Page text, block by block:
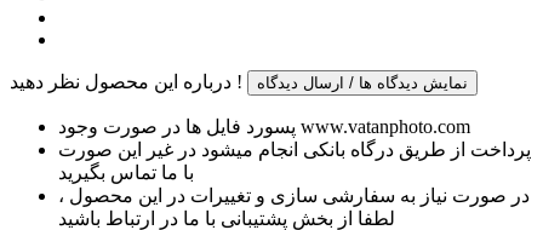
درباره این محصول نظر دهید ! نمایش دیدگاه ها / ارسال دیدگاه
پسورد فایل ها در صورت وجود www.vatanphoto.com
پرداخت از طریق درگاه بانکی انجام میشود در غیر این صورت
با ما تماس بگیرید
در صورت نیاز به سفارشی سازی و تغییرات در این محصول ،
لطفا از بخش پشتیبانی با ما در ارتباط باشید